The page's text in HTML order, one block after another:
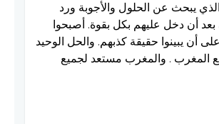
يبحث عن الحلول والأجوبة ورد
بعد أن دخل عليهم بكل بقوة. أصبحوا
أن يبينوا حقيقة كذبهم. والحل الوحيد
المغرب . والمغرب مستعد لجميع